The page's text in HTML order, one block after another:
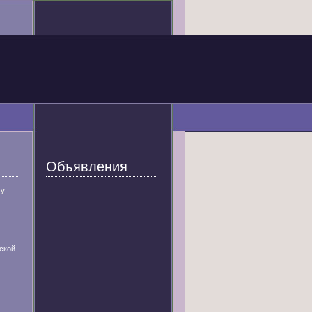
Объявления